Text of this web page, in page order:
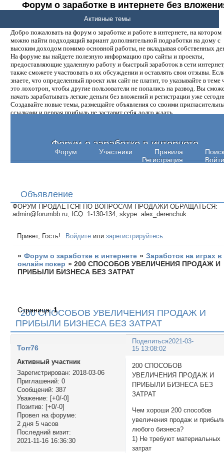
Форум о заработке в интернете без
денег.
Добро пожаловать на форум о заработке и работе в интернете, на котором
можно найти подходящий вариант дополнительной подработки на дому с
высоким доходом помимо основной работы, не вкладывая собственных
На форуме вы найдете полезную информацию про сайты и проекты,
предоставляющие удаленную работу и быстрый заработок в сети
также сможете участвовать в их обсуждении и оставлять свои отзывы.
знаете, что определенный проект или сайт не платит, то указывайте в теме
это лохотрон, чтобы другие пользователи не попались на развод. Вы
начать зарабатывать легкие деньги без вложений и регистрации уже
Создавайте новые темы, размещайте объявления со своими
ссылками и первая прибыль не заставит себя долго ждать.
Форум о заработке в интернете
Форум Участники Правила
Поиск
Регистрация
Войти
Активные темы
Объявление
ФОРУМ ПРОДАЕТСЯ! ПО ВОПРОСАМ ПРОДАЖИ ОБРАЩАТЬСЯ:
admin@forumbb.ru, ICQ: 1-130-134, skype: alex_derenchuk.
Привет, Гость! Войдите илизарегистрируйтесь
» Форум о заработке в интернете » Заработок на играх в
онлайн покер »200 СПОСОБОВ УВЕЛИЧЕНИЯ ПРОДАЖ И
ПРИБЫЛИ БИЗНЕСА БЕЗ ЗАТРАТ
200 СПОСОБОВ УВЕЛИЧЕНИЯ ПРОДАЖ И
ПРИБЫЛИ БИЗНЕСА БЕЗ ЗАТРАТ
Страница:1
Поделиться2021-03-
15 13:08:02
Torr76
Активный участник
Зарегистрирован: 2018-03-06
Приглашений: 0
Сообщений: 387
Уважение: [+0/-0]
Позитив: [+0/-0]
Провел на форуме:
2 дня 5 часов
Последний визит:
2021-11-16 16:36:30
200 СПОСОБОВ
УВЕЛИЧЕНИЯ ПРОДАЖ И
ПРИБЫЛИ БИЗНЕСА БЕЗ
ЗАТРАТ
Чем хороши 200 способов
увеличения продаж и
любого бизнеса?
1) Не требуют материальных
затрат